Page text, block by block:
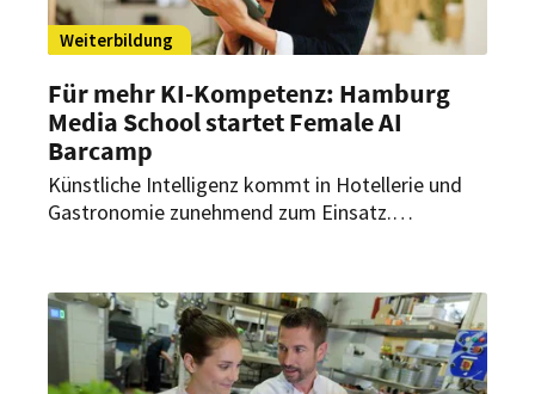
Weiterbildung
Für mehr KI-Kompetenz: Hamburg
Media School startet Female AI
Barcamp
Künstliche Intelligenz kommt in Hotellerie und
Gastronomie zunehmend zum Einsatz.
unterrepräsentiert. Ein neues
Weiterbildungsformat soll daher weibliche Fach-
und Führungskräfte im Umgang mit der
Technologie stärken.